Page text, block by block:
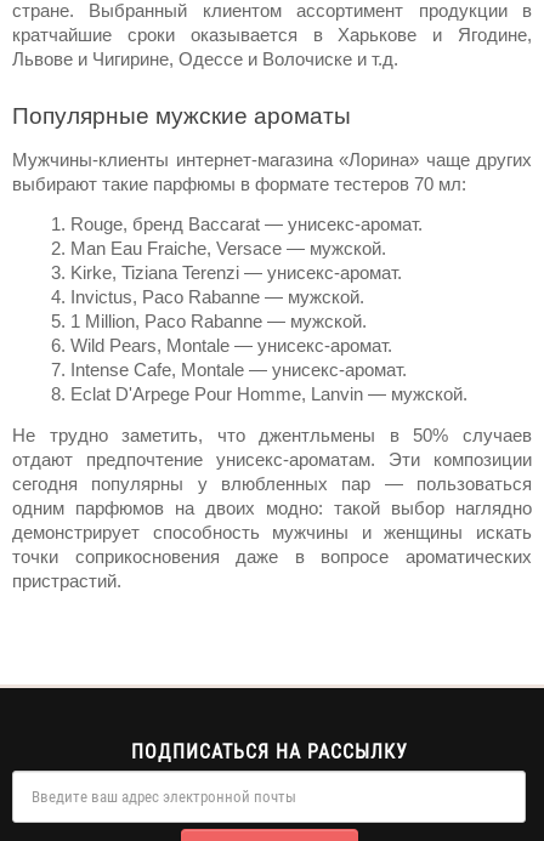
стране. Выбранный клиентом ассортимент продукции в
кратчайшие сроки оказывается в Харькове и Ягодине,
Львове и Чигирине, Одессе и Волочиске и т.д.
Популярные мужские ароматы
Мужчины-клиенты интернет-магазина «Лорина» чаще других
выбирают такие парфюмы в формате тестеров 70 мл:
Rouge, бренд Baccarat — унисекс-аромат.
Man Eau Fraiche, Versace — мужской.
Kirke, Tiziana Terenzi — унисекс-аромат.
Invictus, Paco Rabanne — мужской.
1 Million, Paco Rabanne — мужской.
Wild Pears, Montale — унисекс-аромат.
Intense Cafe, Montale — унисекс-аромат.
Eclat D'Arpege Pour Homme, Lanvin — мужской.
Не трудно заметить, что джентльмены в 50% случаев
отдают предпочтение унисекс-ароматам. Эти композиции
сегодня популярны у влюбленных пар — пользоваться
одним парфюмов на двоих модно: такой выбор наглядно
демонстрирует способность мужчины и женщины искать
точки соприкосновения даже в вопросе ароматических
пристрастий.
ПОДПИСАТЬСЯ НА РАССЫЛКУ